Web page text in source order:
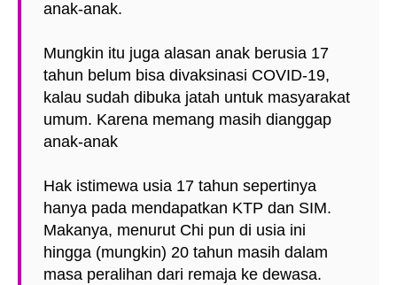
anak-anak.
Mungkin itu juga alasan anak berusia 17
tahun belum bisa divaksinasi COVID-19,
kalau sudah dibuka jatah untuk masyarakat
umum. Karena memang masih dianggap
anak-anak
Hak istimewa usia 17 tahun sepertinya
hanya pada mendapatkan KTP dan SIM.
Makanya, menurut Chi pun di usia ini
hingga (mungkin) 20 tahun masih dalam
masa peralihan dari remaja ke dewasa.